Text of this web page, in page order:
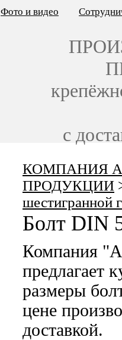
КОМПАНИЯ
ПРОДУКЦИИ
шестигранной
Болт DIN
Компания
предлагает
размеры
цене
доставкой.
Фото и видео
с